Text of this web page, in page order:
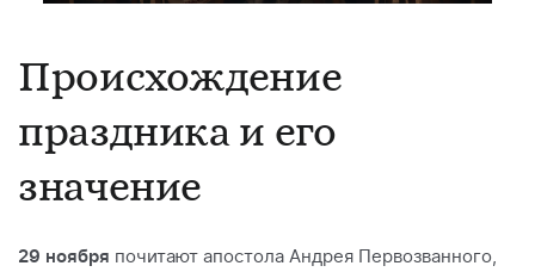
Происхождение
праздника и его
значение
29 ноября почитают апостола Андрея Первозванного,